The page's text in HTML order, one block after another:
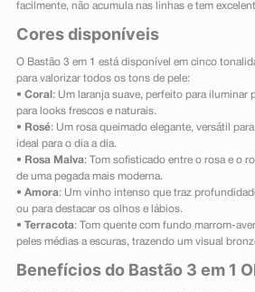
facilmente, não acumula nas linhas e tem
Cores disponíveis
O Bastão 3 em 1 está disponível em cinco
para valorizar todos os tons de pele:
• Coral : Um laranja suave, perfeito para iluminar
para looks frescos e naturais.
• Rosé: Um rosa queimado elegante, versátil
ideal para o dia a dia.
• Rosa Malva: Tom sofisticado entre o rosa e o
de uma pegada mais moderna.
• Amora: Um vinho intenso que traz
ou para destacar os olhos e lábios.
• Terracota: Tom quente com fundo marrom-
peles médias a escuras, trazendo um visual
Benefícios do Bastão 3 em 1